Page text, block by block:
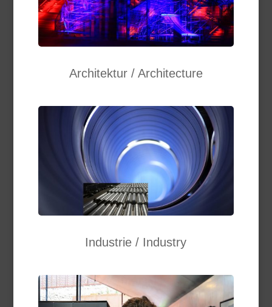
Architektur / Architecture
Industrie / Industry